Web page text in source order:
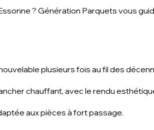
? Génération Parquets vous
plusieurs fois au fil des
chauffant, avec le rendu
aux pièces à fort passage.